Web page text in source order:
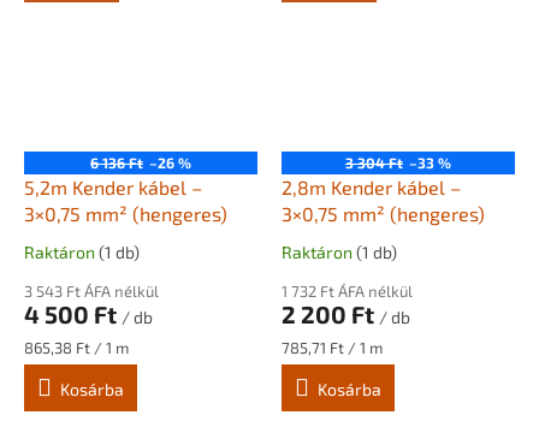
6 136 Ft –26 %
5,2m Kender kábel –
3×0,75 mm² (hengeres)
Raktáron (1 db)
3 543 Ft ÁFA nélkül
4 500 Ft / db
Egységár:
865,38 Ft / 1 m
Kosárba
3 304 Ft –33 %
2,8m Kender kábel –
3×0,75 mm² (hengeres)
Raktáron (1 db)
1 732 Ft ÁFA nélkül
2 200 Ft / db
Egységár:
785,71 Ft / 1 m
Kosárba